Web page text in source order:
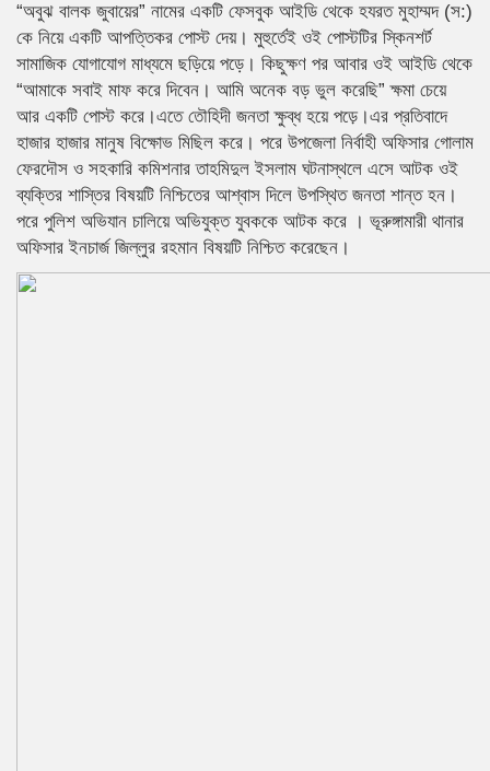
“অবুঝ বালক জুবায়ের” নামের একটি ফেসবুক আইডি থেকে হযরত মুহাম্মদ (স:)
কে নিয়ে একটি আপত্তিকর পোস্ট দেয়। মুহুর্তেই ওই পোস্টটির স্কিনশর্ট
সামাজিক যোগাযোগ মাধ্যমে ছড়িয়ে পড়ে। কিছুক্ষণ পর আবার ওই আইডি থেকে
“আমাকে সবাই মাফ করে দিবেন। আমি অনেক বড় ভুল করেছি” ক্ষমা চেয়ে
আর একটি পোস্ট করে।এতে তৌহিদী জনতা ক্ষুব্ধ হয়ে পড়ে।এর প্রতিবাদে
হাজার হাজার মানুষ বিক্ষোভ মিছিল করে। পরে উপজেলা নির্বাহী অফিসার গোলাম
ফেরদৌস ও সহকারি কমিশনার তাহমিদুল ইসলাম ঘটনাস্থলে এসে আটক ওই
ব্যক্তির শাস্তির বিষয়টি নিশ্চিতের আশ্বাস দিলে উপস্থিত জনতা শান্ত হন।
পরে পুলিশ অভিযান চালিয়ে অভিযুক্ত যুবককে আটক করে । ভূরুঙ্গামারী থানার
অফিসার ইনচার্জ জিল্লুর রহমান বিষয়টি নিশ্চিত করেছেন।